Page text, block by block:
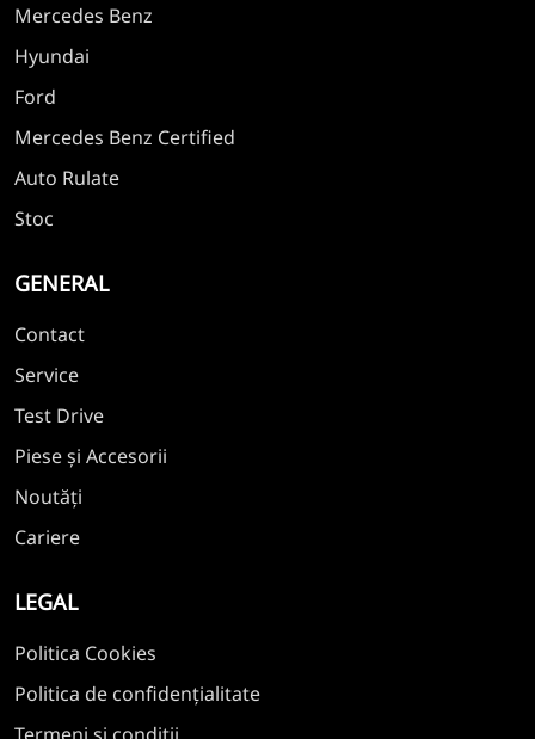
Mercedes Benz
Hyundai
Ford
Mercedes Benz Certified
Auto Rulate
Stoc
GENERAL
Contact
Service
Test Drive
Piese și Accesorii
Noutăți
Cariere
LEGAL
Politica Cookies
Politica de confidențialitate